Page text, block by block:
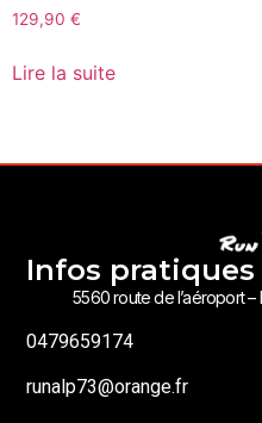
129,90 €
Lire la suite
Infos pratiques
5560 route de l’aéroport
0479659174
runalp73@orange.fr